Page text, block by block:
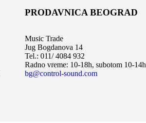
PRODAVNICA BEOGRAD
Music Trade
Jug Bogdanova 14
Tel.: 011/ 4084 932
Radno vreme: 10-18h, subotom 10-14h
bg@control-sound.com